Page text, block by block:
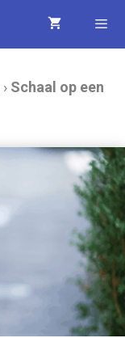
› Schaal op een